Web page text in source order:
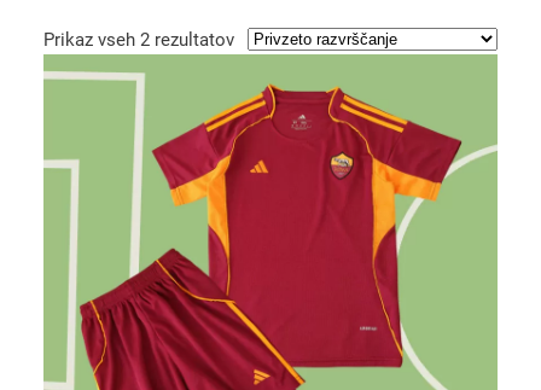
Prikaz vseh 2 rezultatov